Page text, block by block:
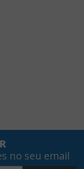
no seu email